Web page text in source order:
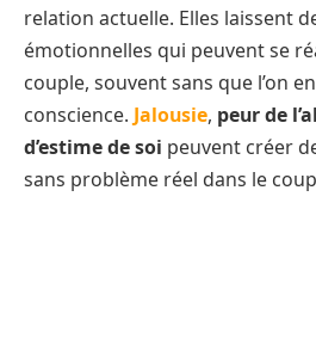
relation actuelle. Elles laissent
émotionnelles qui peuvent se
couple, souvent sans que l’on
conscience. Jalousie, peur de
d’estime de soi peuvent créer
sans problème réel dans le